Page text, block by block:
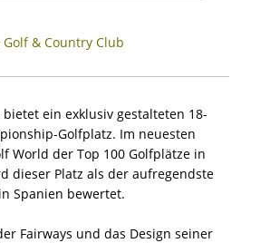
Golf & Country Club
bietet ein exklusiv gestalteten 18-
Golfplatz. Im neuesten
World der Top 100 Golfplätze in
dieser Platz als der aufregendste
Spanien bewertet.
Fairways und das Design seiner